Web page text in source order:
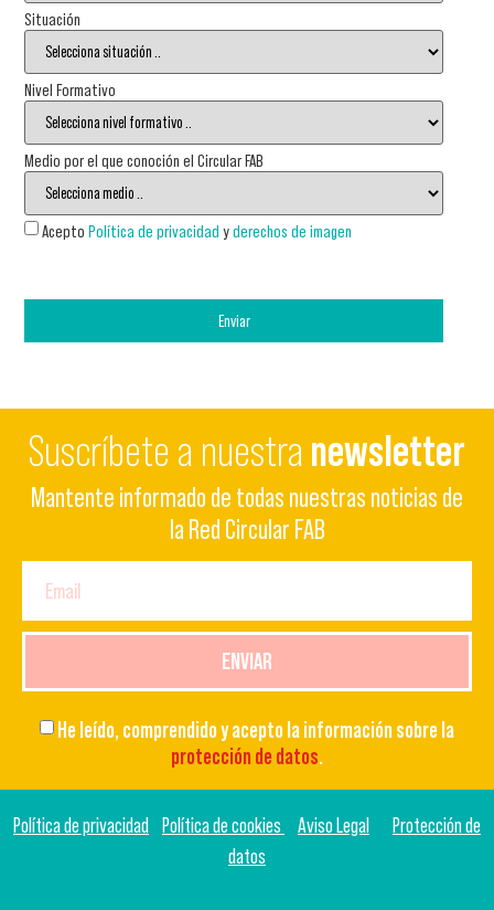
Situación
Nivel Formativo
Medio por el que conoción el Circular FAB
Acepto Política de privacidad yderechos de imagen
Enviar
Suscríbete a nuestra newsletter
Mantente informado de todas nuestras noticias de
la Red Circular FAB
He leído, comprendido y acepto la información sobre la
protección de datos.
ENVIAR
Política de privacidad Política de cookies Aviso Legal
Protección de
datos